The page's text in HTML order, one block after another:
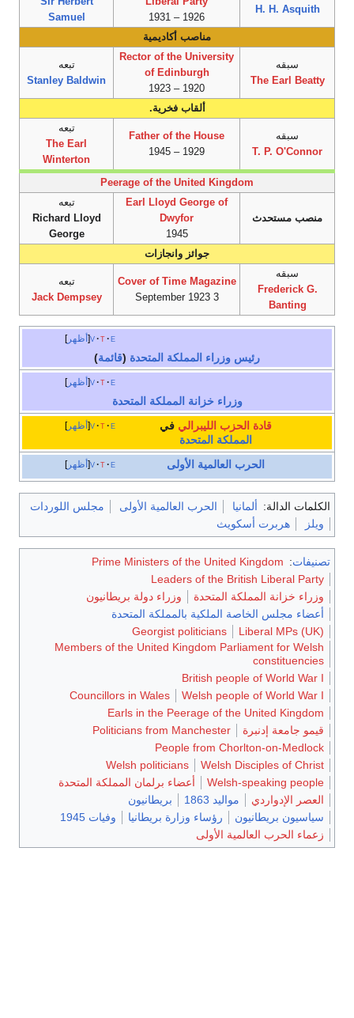
H. H. Asquith
1926 – 1931
Samuel
مناصب أكاديمية
سبقه
The Earl Beatty
Rector of the University
of Edinburgh
1920 – 1923
تبعه
Stanley Baldwin
ألقاب فخرية.
سبقه
T. P. O'Connor
Father of the House
1929 – 1945
تبعه
The Earl
Winterton
Peerage of the United Kingdom
منصب مستحدث
Earl Lloyd George of
Dwyfor
1945
تبعه
Richard Lloyd
George
جوائز وانجازات
سبقه
Frederick G.
Banting
Cover of Time Magazine
3 September 1923
تبعه
Jack Dempsey
أظهر v t e
رئيس وزراء المملكة المتحدة (قائمة)
أظهر v t e
وزراء خزانة المملكة المتحدة
أظهر v t e قادة الحزب الليبرالي في
المملكة المتحدة
أظهر v t e الحرب العالمية الأولى
الكلمات الدالة: ألمانيا الحرب العالمية الأولى
مجلس اللوردات
ويلز
هربرت أسكويث
تصنيفات:
Prime Ministers of the United Kingdom
Leaders of the British Liberal Party
وزراء خزانة المملكة المتحدة
وزراء دولة بريطانيون
أعضاء مجلس الخاصة الملكية بالمملكة المتحدة
Liberal MPs (UK)
Georgist politicians
Members of the United Kingdom Parliament for Welsh
constituencies
British people of World War I
Welsh people of World War I
Councillors in Wales
Earls in the Peerage of the United Kingdom
قيمو جامعة إدنبرة
Politicians from Manchester
People from Chorlton-on-Medlock
Welsh Disciples of Christ
Welsh politicians
Welsh-speaking people
أعضاء برلمان المملكة المتحدة
العصر الإدواردي
مواليد 1863
بريطانيون
سياسيون بريطانيون
رؤساء وزارة بريطانيا
وفيات 1945
زعماء الحرب العالمية الأولى